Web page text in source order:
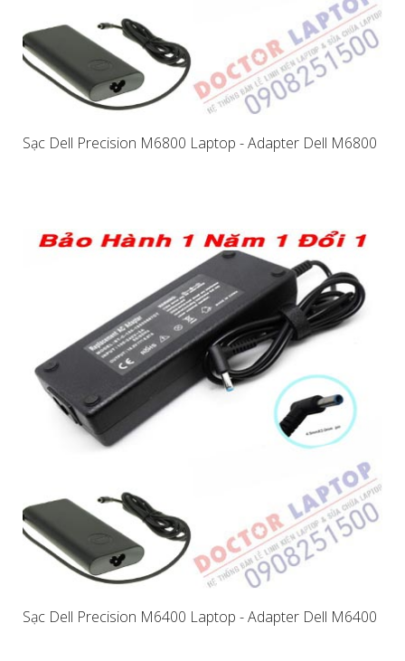
Sạc Dell Precision M6800 Laptop - Adapter Dell M6800
Sạc Dell Precision M6400 Laptop - Adapter Dell M6400